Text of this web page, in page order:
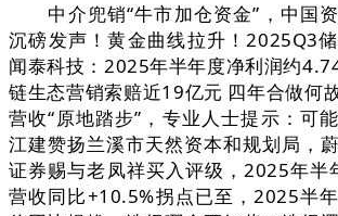
中介兜销“牛市加仓资金”，中国
沉磅发声！黄金曲线拉升！2025Q3
闻泰科技：2025年半年度净利润约
链生态营销索赔近19亿元 四年合做何
营收“原地踏步”，专业人士提示：可
江建赞扬兰溪市天然资本和规划局，
证券赐与老凤祥买入评级，2025年半
营收同比+10.5%拐点已至，2025半